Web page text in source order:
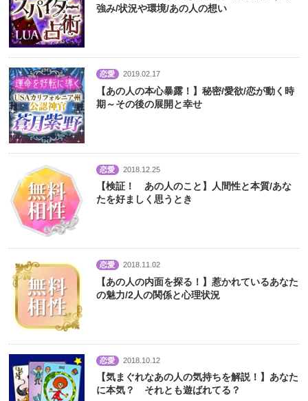
強み/状況や環境/あの人の想い
恋愛 2019.02.17
【あの人の本心暴露！】秘密/愛欲/恋が動く時
期～その後の展開と幸せ
恋愛 2018.12.25
【検証！ あの人のこと】人間性と本質/あな
たを好ましく思うとき
恋愛 2018.11.02
【あの人の内面を探る！】惹かれているあなた
の魅力/2人の関係と心理状況
恋愛 2018.10.12
【気まぐれなあの人の気持ちを解説！】あなた
に本気？ それとも遊ばれてる？